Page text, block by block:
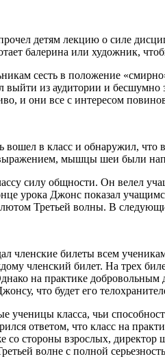
детям лекцию о силе
балерина или художник,
сесть в положение
выйти из аудитории и
и они все с интересом
вошел в класс и обнаружил,
мышцы шеи были
силу общности. Он велел
урока Джонс показал
Третьей волны. В
членские билеты всем
членский билет. На трех
на практике
что будет его
ученицы класса, чьи
ответом, что класс на
со стороны взрослых,
волне с полной